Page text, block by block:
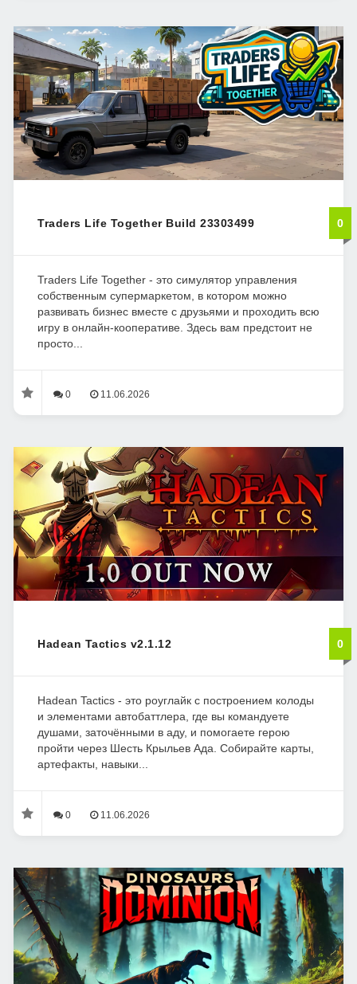
Traders Life Together Build 23303499 0
Traders Life Together - это симулятор управления
собственным супермаркетом, в котором можно
развивать бизнес вместе с друзьями и проходить всю
игру в онлайн-кооперативе. Здесь вам предстоит не
просто...
0 11.06.2026
Hadean Tactics v2.1.12 0
Hadean Tactics - это роуглайк с построением колоды
и элементами автобаттлера, где вы командуете
душами, заточёнными в аду, и помогаете герою
пройти через Шесть Крыльев Ада. Собирайте карты,
артефакты, навыки...
0 11.06.2026